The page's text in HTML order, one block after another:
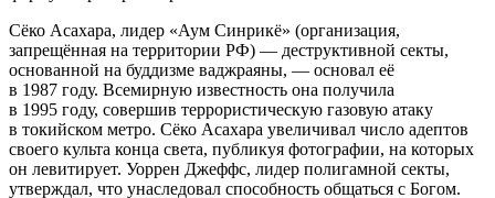
Сёко Асахара, лидер «Аум Синрикё» (организация,
запрещённая на территории РФ) — деструктивной секты,
основанной на буддизме ваджраяны, — основал её
в 1987 году. Всемирную известность она получила
в 1995 году, совершив террористическую газовую атаку
в токийском метро. Сёко Асахара увеличивал число адептов
своего культа конца света, публикуя фотографии, на которых
он левитирует. Уоррен Джеффс, лидер полигамной секты,
утверждал, что унаследовал способность общаться с Богом.